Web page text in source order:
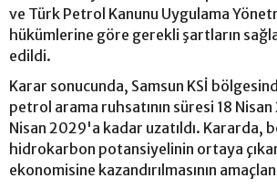
ve Türk Petrol Kanunu Uygulama
hükümlerine göre gerekli şartların
edildi.
Karar sonucunda, Samsun KSİ
petrol arama ruhsatının süresi 18
Nisan 2029'a kadar uzatıldı. Kararda,
hidrokarbon potansiyelinin ortaya
ekonomisine kazandırılmasının